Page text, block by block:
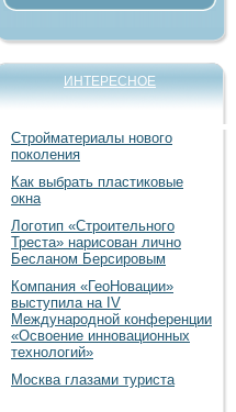
ИНТЕРЕСНОЕ
Стройматериалы нового
поколения
Как выбрать пластиковые
окна
Логотип «Строительного
Треста» нарисован лично
Бесланом Берсировым
Компания «ГеоНовации»
выступила на IV
Международной конференции
«Освоение инновационных
технологий»
Москва глазами туриста